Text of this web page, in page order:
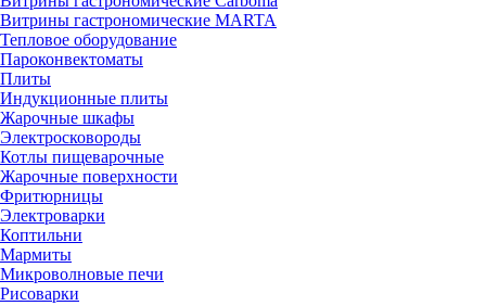
Витрины гастрономические MARTA
Тепловое оборудование
Пароконвектоматы
Плиты
Индукционные плиты
Жарочные шкафы
Электросковороды
Котлы пищеварочные
Жарочные поверхности
Фритюрницы
Электроварки
Коптильни
Мармиты
Микроволновые печи
Рисоварки